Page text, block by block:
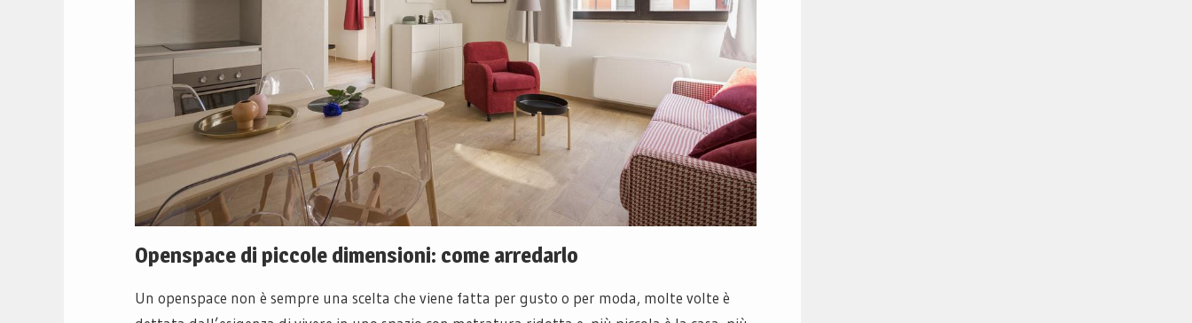
Openspace di piccole dimensioni: come arredarlo
Un openspace non è sempre una scelta che viene fatta per gusto o per moda, molte volte è